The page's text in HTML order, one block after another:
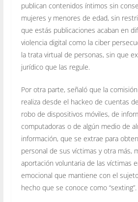
publican contenidos íntimos sin
mujeres y menores de edad, sin
que estás publicaciones acaban en
violencia digital como la ciber
la trata virtual de personas, sin que
jurídico que las regule.
Por otra parte, señaló que la
realiza desde el hackeo de cuentas
robo de dispositivos móviles, de
computadoras o de algún medio de
información, que se extrae para
personal de sus víctimas y otra más,
aportación voluntaria de las víctimas
emocional que mantiene con el
hecho que se conoce como “sexting”.